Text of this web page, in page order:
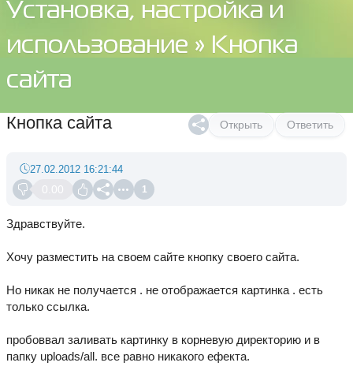
Установка, настройка и
использование » Кнопка
сайта
Открыть Ответить
Кнопка сайта
0.00 1
27.02.2012 16:21:44
Здравствуйте.
Хочу разместить на своем сайте кнопку своего сайта.
Но никак не получается . не отображается картинка . есть
только ссылка.
пробоввал заливать картинку в корневую директорию и в
папку uploads/all. все равно никакого ефекта.